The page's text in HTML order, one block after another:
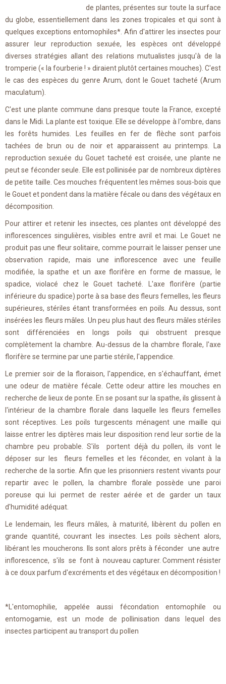
de plantes, présentes sur toute la surface
du globe, essentiellement dans les zones tropicales et qui sont à
quelques exceptions entomophiles*. Afin d'attirer les insectes pour
assurer leur reproduction sexuée, les espèces ont développé
diverses stratégies allant des relations mutualistes jusqu'à de la
tromperie (« la fourberie ! » diraient plutôt certaines mouches). C'est
le cas des espèces du genre Arum, dont le Gouet tacheté (Arum
maculatum).
C'est une plante commune dans presque toute la France, excepté
dans le Midi. La plante est toxique. Elle se développe à l'ombre, dans
les forêts humides. Les feuilles en fer de flèche sont parfois
tachées de brun ou de noir et apparaissent au printemps. La
reproduction sexuée du Gouet tacheté est croisée, une plante ne
peut se féconder seule. Elle est pollinisée par de nombreux diptères
de petite taille. Ces mouches fréquentent les mêmes sous-bois que
le Gouet et pondent dans la matière fécale ou dans des végétaux en
décomposition.
Pour attirer et retenir les insectes, ces plantes ont développé des
inflorescences singulières, visibles entre avril et mai. Le Gouet ne
produit pas une fleur solitaire, comme pourrait le laisser penser une
observation rapide, mais une inflorescence avec une feuille
modifiée, la spathe et un axe florifère en forme de massue, le
spadice, violacé chez le Gouet tacheté. L'axe florifère (partie
inférieure du spadice) porte à sa base des fleurs femelles, les fleurs
supérieures, stériles étant transformées en poils. Au dessus, sont
insérées les fleurs mâles. Un peu plus haut des fleurs mâles stériles
sont différenciées en longs poils qui obstruent presque
complètement la chambre. Au-dessus de la chambre florale, l'axe
florifère se termine par une partie stérile, l'appendice.
Le premier soir de la floraison, l'appendice, en s'échauffant, émet
une odeur de matière fécale. Cette odeur attire les mouches en
recherche de lieux de ponte. En se posant sur la spathe, ils glissent à
l'intérieur de la chambre florale dans laquelle les fleurs femelles
sont réceptives. Les poils turgescents ménagent une maille qui
laisse entrer les diptères mais leur disposition rend leur sortie de la
chambre peu probable. S'ils portent déjà du pollen, ils vont le
déposer sur les fleurs femelles et les féconder, en volant à la
recherche de la sortie. Afin que les prisonniers restent vivants pour
repartir avec le pollen, la chambre florale possède une paroi
poreuse qui lui permet de rester aérée et de garder un taux
d'humidité adéquat.
Le lendemain, les fleurs mâles, à maturité, libèrent du pollen en
grande quantité, couvrant les insectes. Les poils sèchent alors,
libérant les moucherons. Ils sont alors prêts à féconder une autre
inflorescence, s'ils se font à nouveau capturer. Comment résister
à ce doux parfum d'excréments et des végétaux en décomposition !
*L'entomophilie, appelée aussi fécondation entomophile ou
entomogamie, est un mode de pollinisation dans lequel des
insectes participent au transport du pollen